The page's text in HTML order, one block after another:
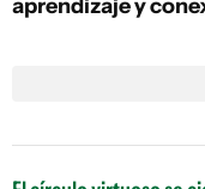
aprendizaje y